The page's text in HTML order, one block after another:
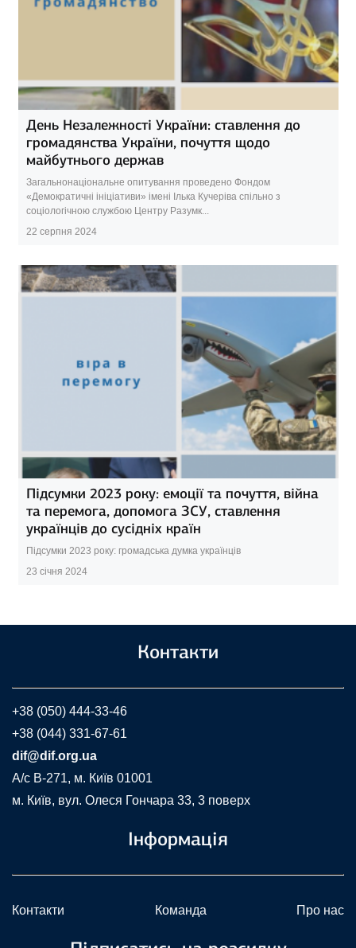
День Незалежності України: ставлення до
громадянства України, почуття щодо
майбутнього держав
Загальнонаціональне опитування проведено Фондом
«Демократичні ініціативи» імені Ілька Кучеріва спільно з
соціологічною службою Центру Разумк...
22 серпня 2024
Підсумки 2023 року: емоції та почуття, війна
та перемога, допомога ЗСУ, ставлення
українців до сусідніх країн
Підсумки 2023 року: громадська думка українців
23 січня 2024
Контакти
+38 (050) 444-33-46
+38 (044) 331-67-61
dif@dif.org.ua
A/c В-271, м. Київ 01001
м. Київ, вул. Олеся Гончара 33, 3 поверх
Інформація
Контакти Команда Про нас